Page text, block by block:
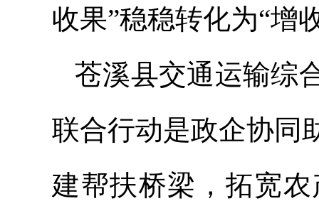
收果”稳稳转化为“增
苍溪县交通运输综
联合行动是政企协同
建帮扶桥梁，拓宽